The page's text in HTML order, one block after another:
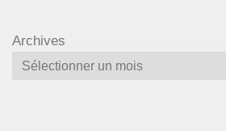
Archives